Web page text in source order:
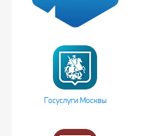
Госуслуги Москвы